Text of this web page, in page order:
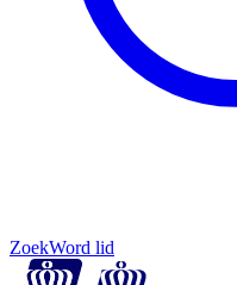
ZoekWord lid